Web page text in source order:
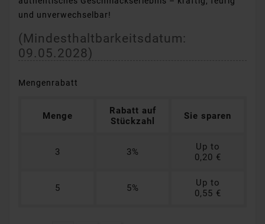
und unverwechselbar!
(Mindesthaltbarkeitsdatum:
09.05.2028)
Mengenrabatt
Menge
Rabatt auf
Stückzahl
Sie sparen
3 3%
Up to
0,20 €
5 5%
Up to
0,55 €